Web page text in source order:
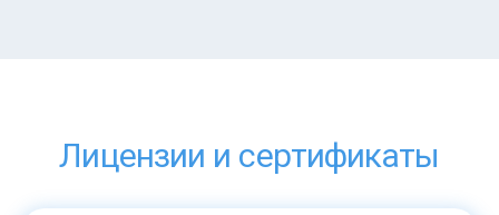
Лицензии и сертификаты